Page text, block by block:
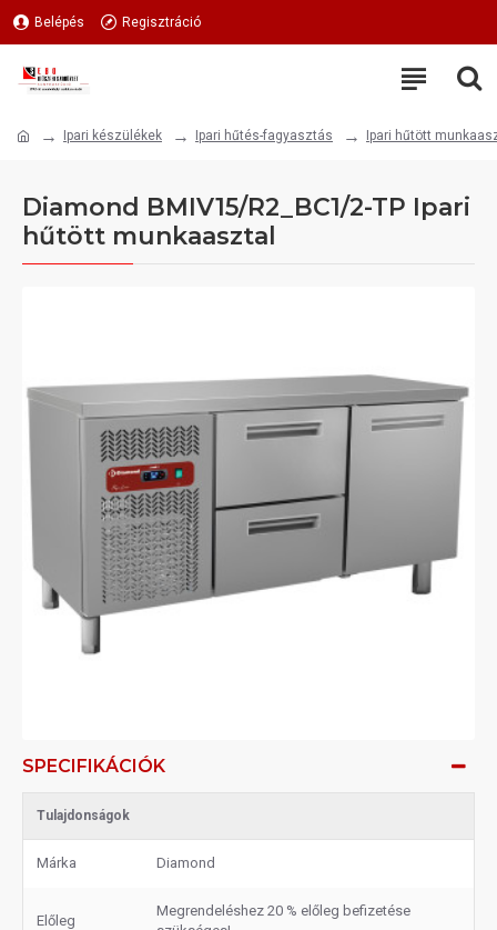
Belépés Regisztráció
Ipari készülékek Ipari hűtés-fagyasztás Ipari hűtött
Diamond BMIV15/R2_BC1/2-TP Ipari
hűtött munkaasztal
SPECIFIKÁCIÓK
Tulajdonságok
Márka Diamond
Előleg
Megrendeléshez 20 % előleg befizetése